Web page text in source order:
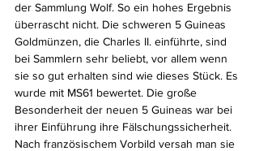
der Sammlung Wolf. So ein hohes Ergebnis
überrascht nicht. Die schweren 5 Guineas
Goldmünzen, die Charles II. einführte, sind
bei Sammlern sehr beliebt, vor allem wenn
sie so gut erhalten sind wie dieses Stück. Es
wurde mit MS61 bewertet. Die große
Besonderheit der neuen 5 Guineas war bei
ihrer Einführung ihre Fälschungssicherheit.
Nach französischem Vorbild versah man sie